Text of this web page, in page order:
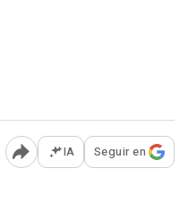
Abrir opciones para
IA Seguir en